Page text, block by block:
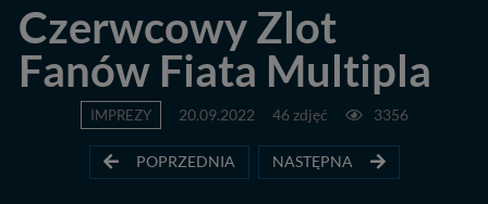
Czerwcowy Zlot
Fanów Fiata Multipla
IMPREZY 20.09.2022 46 zdjęć 3356
POPRZEDNIA NASTĘPNA